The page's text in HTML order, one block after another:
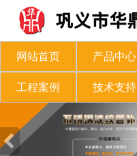
网站首页 产品中心
工程案例 技术支持